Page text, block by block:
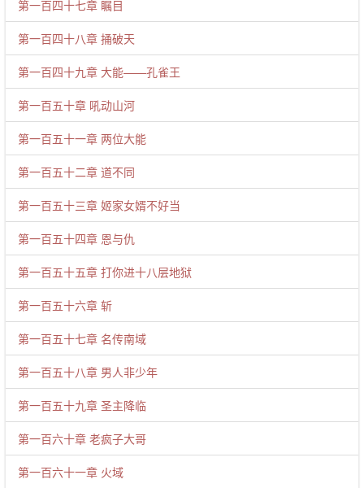
第一百四十七章 瞩目
第一百四十八章 捅破天
第一百四十九章 大能——孔雀王
第一百五十章 吼动山河
第一百五十一章 两位大能
第一百五十二章 道不同
第一百五十三章 姬家女婿不好当
第一百五十四章 恩与仇
第一百五十五章 打你进十八层地狱
第一百五十六章 斩
第一百五十七章 名传南域
第一百五十八章 男人非少年
第一百五十九章 圣主降临
第一百六十章 老疯子大哥
第一百六十一章 火域